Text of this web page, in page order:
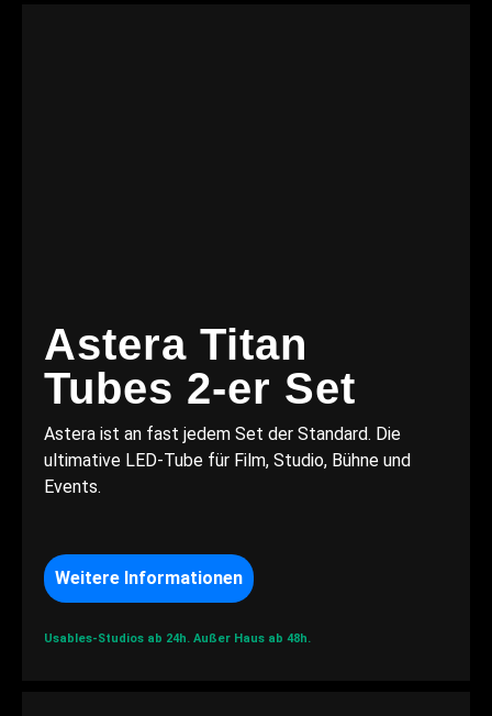
Astera Titan
Tubes 2-er Set
Astera ist an fast jedem Set der Standard. Die
ultimative LED-Tube für Film, Studio, Bühne und
Events.
Weitere Informationen
Usables-Studios ab 24h. Außer Haus ab 48h.